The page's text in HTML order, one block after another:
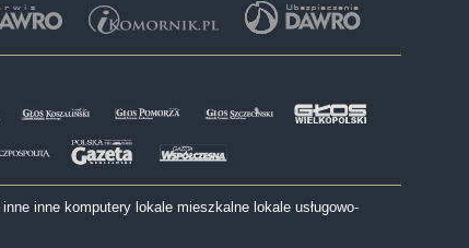
inne inne komputery lokale mieszkalne lokale usługowo-